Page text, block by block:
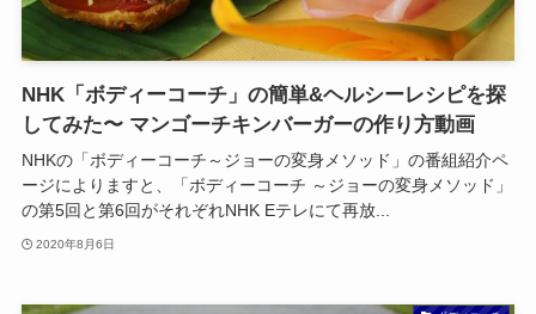
NHK「ボディーコーチ」の簡単&ヘルシーレシピを探
してみた〜 マンゴーチキンバーガーの作り方動画
NHKの「ボディーコーチ～ジョーの変身メソッド」の番組紹介ペ
ージによりますと、「ボディーコーチ ～ジョーの変身メソッド」
の第5回と第6回がそれぞれNHK Eテレにて再放...
2020年8月6日